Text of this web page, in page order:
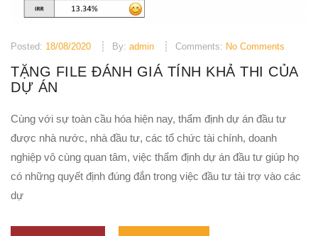
Posted: 18/08/2020 By: admin Comments: No Comments
TẶNG FILE ĐÁNH GIÁ TÍNH KHẢ THI CỦA
DỰ ÁN
Cùng với sự toàn cầu hóa hiện nay, thẩm định dự án đầu tư
được nhà nước, nhà đầu tư, các tổ chức tài chính, doanh
nghiệp vô cùng quan tâm, việc thẩm định dự án đầu tư giúp họ
có những quyết định đúng đắn trong việc đầu tư tài trợ vào các
dự